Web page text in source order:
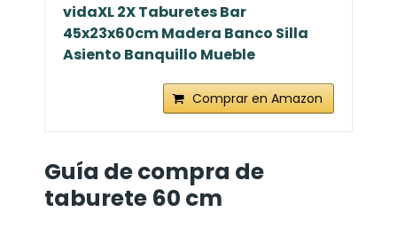
vidaXL 2X Taburetes Bar
45x23x60cm Madera Banco Silla
Asiento Banquillo Mueble
Comprar en Amazon
Guía de compra de
taburete 60 cm